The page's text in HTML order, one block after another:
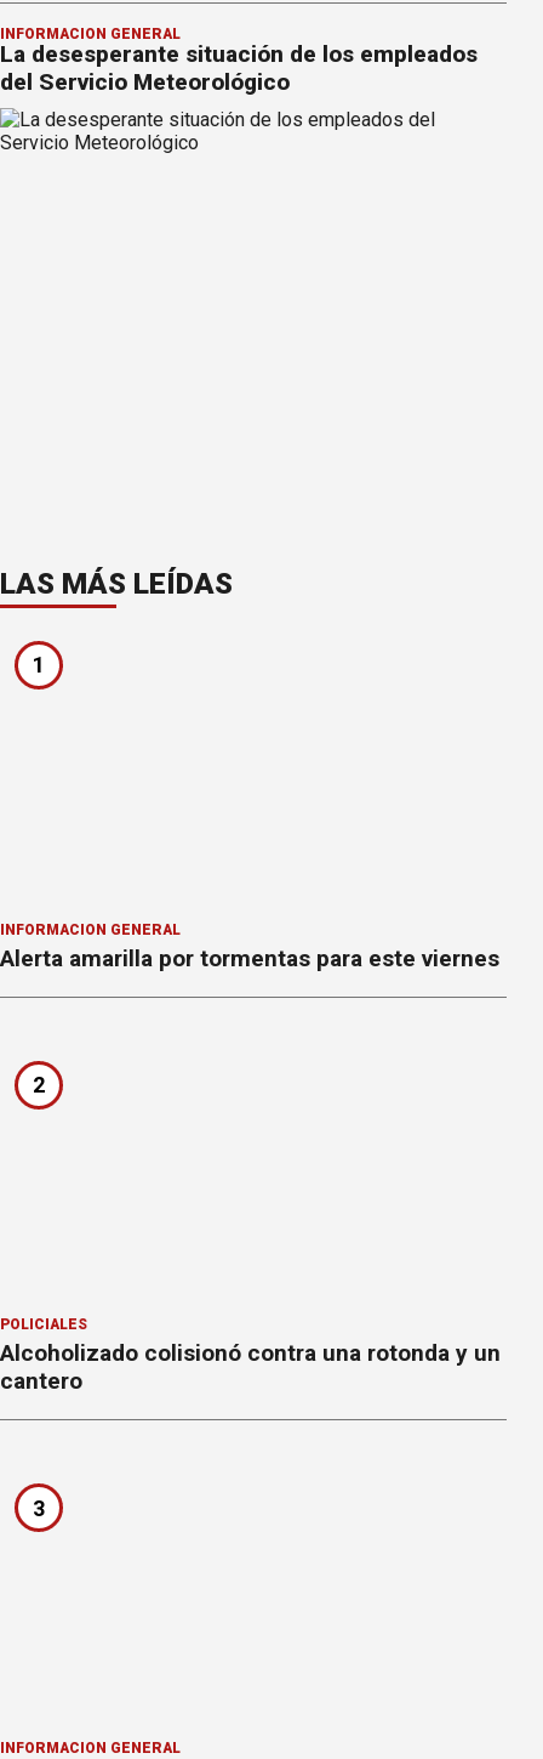
INFORMACION GENERAL
La desesperante situación de los empleados
del Servicio Meteorológico
LAS MÁS LEÍDAS
1
INFORMACION GENERAL
Alerta amarilla por tormentas para este viernes
2
POLICIALES
Alcoholizado colisionó contra una rotonda y un
cantero
3
INFORMACION GENERAL